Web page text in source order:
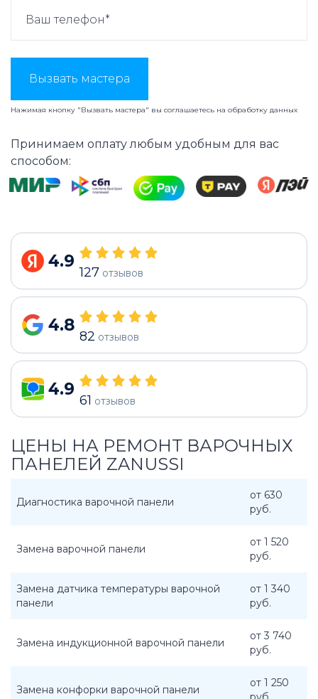
Вызвать мастера
Нажимая кнопку "Вызвать мастера" вы соглашаетесь на обработку данных
Принимаем оплату любым удобным для вас
способом:
4.9
127 отзывов
4.8
82 отзывов
4.9
61 отзывов
ЦЕНЫ НА РЕМОНТ ВАРОЧНЫХ
ПАНЕЛЕЙ ZANUSSI
Диагностика варочной панели
от 630
руб.
Замена варочной панели
от 1 520
руб.
Замена датчика температуры варочной
панели
от 1 340
руб.
Замена индукционной варочной панели
от 3 740
руб.
Замена конфорки варочной панели
от 1 250